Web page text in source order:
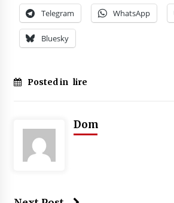
Telegram WhatsApp
Bluesky
Posted in lire
Dom